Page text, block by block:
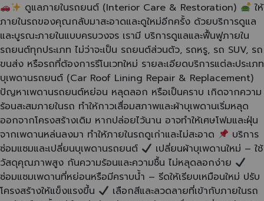
ดูแลภายในรถยนต์ (Interior Care & Restoration)
ให้
ภายในรถของคุณกลับมาสะอาดและดูใหม่อีกครั้ง ด้วยบริการดูแล
และบูรณะภายในแบบครบวงจร เรามี บริการดูแลและฟื้นฟูภายใน
รถยนต์ทุกประเภท ไม่ว่าจะเป็น รถยนต์ส่วนตัว, รถหรู, รถ SUV, รถ
ขนส่ง หรือรถที่ต้องการรีโนเวทใหม่ รายละเอียดบริการแต่ละประเภท
บุเพดานรถยนต์ (Car Roof Lining Repair & Replacement)
ปัญหาเพดานรถยนต์หย่อน หลุดลอก หรือเป็นคราบ เกิดจากความ
ร้อนสะสมภายในรถ ทำให้กาวเสื่อมสภาพและผ้าบุเพดานเริ่มหลุด
ออกจากโครงสร้างเดิม หากปล่อยไว้นาน อาจทำให้เศษโฟมและฝุ่น
จากเพดานหล่นลงมา ทำให้ภายในรถดูเก่าและไม่สะอาด
บริการ
ซ่อมแซมและเปลี่ยนบุเพดานรถยนต์
เปลี่ยนผ้าบุเพดานใหม่ – ใช้
วัสดุคุณภาพสูง กันความร้อนและความชื้น ไม่หลุดลอกง่าย
ซ่อมแซมเพดานที่หย่อนหรือมีคราบน้ำ – รีดให้เรียบเหมือนใหม่ ปรับ
โครงสร้างให้แข็งแรงขึ้น
เลือกสีและลวดลายที่เข้ากับภายในรถ